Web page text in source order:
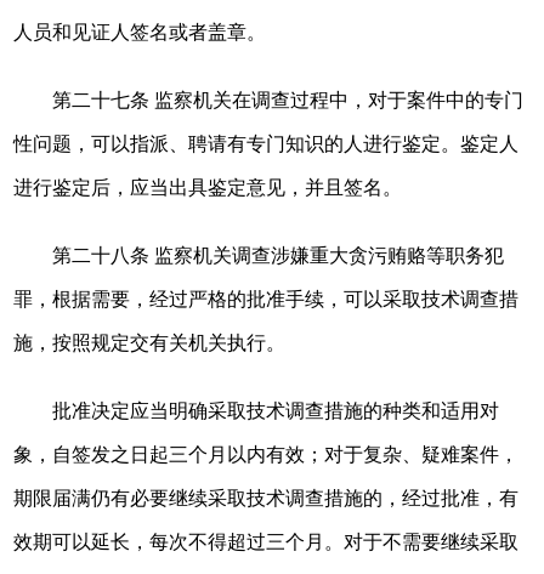
人员和见证人签名或者盖章。
第二十七条 监察机关在调查过程中，对于案件中的专门
性问题，可以指派、聘请有专门知识的人进行鉴定。鉴定人
进行鉴定后，应当出具鉴定意见，并且签名。
第二十八条 监察机关调查涉嫌重大贪污贿赂等职务犯
罪，根据需要，经过严格的批准手续，可以采取技术调查措
施，按照规定交有关机关执行。
批准决定应当明确采取技术调查措施的种类和适用对
象，自签发之日起三个月以内有效；对于复杂、疑难案件，
期限届满仍有必要继续采取技术调查措施的，经过批准，有
效期可以延长，每次不得超过三个月。对于不需要继续采取